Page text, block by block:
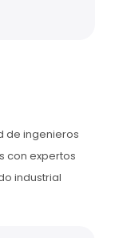
de ingenieros
con expertos
industrial